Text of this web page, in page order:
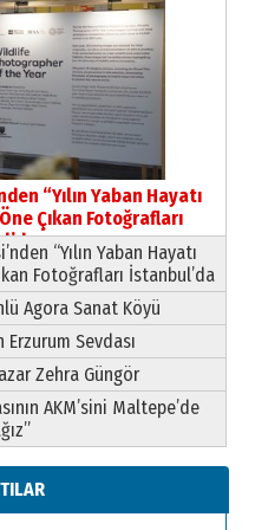
Şirin’e
“Yılın Yaban Hayatı
Çıkan Fotoğrafları
“Yılın Yaban Hayatı
Fotoğrafları İstanbul’da
Agora Sanat Köyü
Sevdası
Zehra Güngör
AKM’sini Maltepe’de